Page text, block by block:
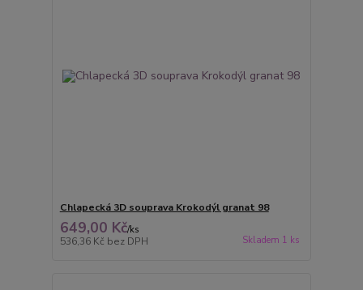
Chlapecká 3D souprava Krokodýl granat 98
649,00 Kč/ks
536,36 Kč bez DPH Skladem 1 ks